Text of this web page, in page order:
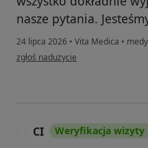
nasze pytania.
24 lipca 2026 • Vita Medica •
w opinii użytkownika Roman
zgłoś nadużycie
CI Weryfikacja wizyty